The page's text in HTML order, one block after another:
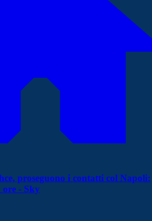
proseguono i contatti col Napoli:
ore - Sky